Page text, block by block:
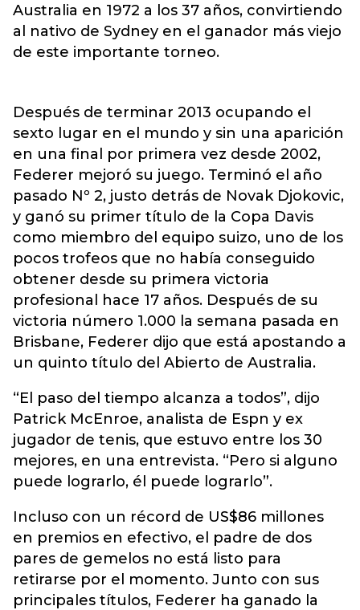
Australia en 1972 a los 37 años, convirtiendo
al nativo de Sydney en el ganador más viejo
de este importante torneo.
Después de terminar 2013 ocupando el
sexto lugar en el mundo y sin una aparición
en una final por primera vez desde 2002,
Federer mejoró su juego. Terminó el año
pasado Nº 2, justo detrás de Novak Djokovic,
y ganó su primer título de la Copa Davis
como miembro del equipo suizo, uno de los
pocos trofeos que no había conseguido
obtener desde su primera victoria
profesional hace 17 años. Después de su
victoria número 1.000 la semana pasada en
Brisbane, Federer dijo que está apostando a
un quinto título del Abierto de Australia.
“El paso del tiempo alcanza a todos”, dijo
Patrick McEnroe, analista de Espn y ex
jugador de tenis, que estuvo entre los 30
mejores, en una entrevista. “Pero si alguno
puede lograrlo, él puede lograrlo”.
Incluso con un récord de US$86 millones
en premios en efectivo, el padre de dos
pares de gemelos no está listo para
retirarse por el momento. Junto con sus
principales títulos, Federer ha ganado la